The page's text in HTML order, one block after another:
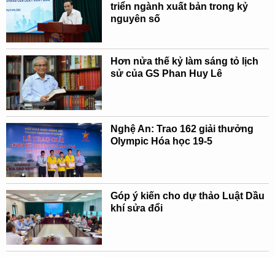
triển ngành xuất bản trong kỷ
nguyên số
Hơn nửa thế kỷ làm sáng tỏ lịch
sử của GS Phan Huy Lê
Nghệ An: Trao 162 giải thưởng
Olympic Hóa học 19-5
Góp ý kiến cho dự thảo Luật Dầu
khí sửa đổi